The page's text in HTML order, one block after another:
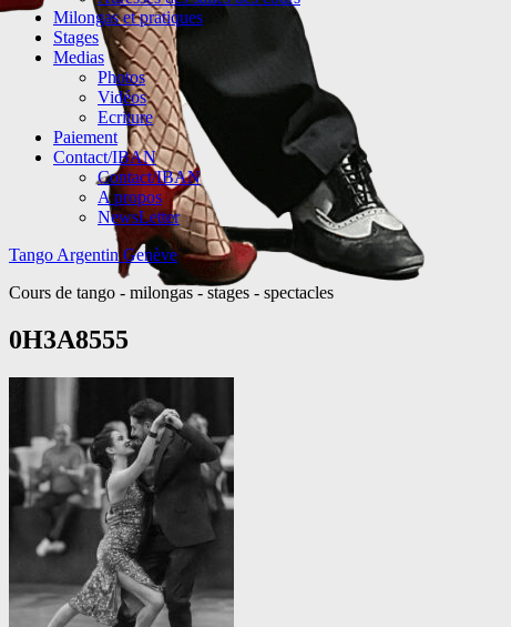
Milongas et pratiques
Stages
Medias
Photos
Vidéos
Ecriture
Paiement
Contact/IBAN
Contact/IBAN
A propos
NewsLetter
Tango Argentin Genève
Cours de tango - milongas - stages - spectacles
0H3A8555